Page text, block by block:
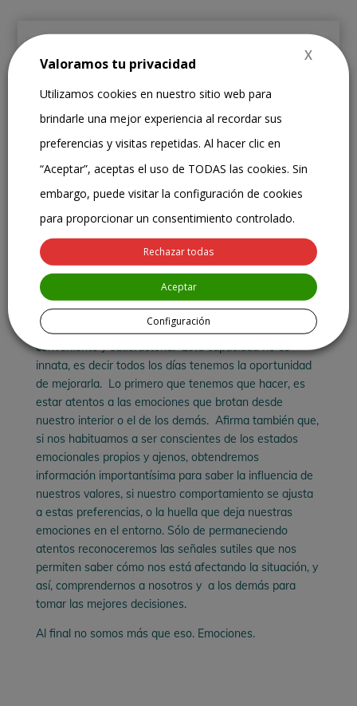
Está claro que la influencia de las emociones ejerce un
papel principal en nuestra vida. Una buena gestión de
imprevistos a los que estamos expuestos
constantemente pueden camuflarse como «el
detonante de emociones incontroladas». Es por ello
que, es muy importante pararse y ver realmente qué
está pasando en el interior. Daniel Goleman hablaba de
la
como herramienta de
comprender y manejar nuestras emociones y las
emociones de quienes nos rodean, en la forma más
conveniente y satisfactoria. Esta capacidad no es
innata, es decir todos los días tenemos la oportunidad
de mejorarla. Lo primero que tenemos que hacer, es
estar atentos a las emociones que brotan desde
nuestro interior o el de los demás. Afirma también que,
si nos habituamos a ser conscientes de los estados
emocionales propios y ajenos, obtendremos
información importantísima para saber la influencia de
nuestros valores, si nuestro comportamiento se ajusta
a estas preferencias, o la huella que deja nuestras
emociones en el entorno. Sólo de permaneciendo
atentos reconoceremos las señales sutiles que nos
permiten saber cómo nos está afectando la situación, y
así, comprendernos a nosotros y a los demás para
tomar las mejores decisiones.
Al final no somos más que eso. Emociones.
X
Valoramos tu privacidad
Utilizamos cookies en nuestro sitio web para
brindarle una mejor experiencia al recordar sus
preferencias y visitas repetidas. Al hacer clic en
“Aceptar”, aceptas el uso de TODAS las cookies. Sin
embargo, puede visitar la configuración de cookies
para proporcionar un consentimiento controlado.
Rechazar todas
Aceptar
Configuración